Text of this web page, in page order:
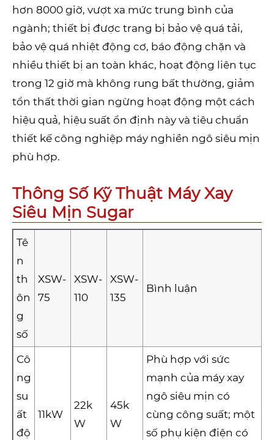
hơn 8000 giờ, vượt xa mức trung bình của
ngành; thiết bị được trang bị bảo vệ quá tải,
bảo vệ quá nhiệt động cơ, báo động chặn và
nhiều thiết bị an toàn khác, hoạt động liên tục
trong 12 giờ mà không rung bất thường, giảm
tổn thất thời gian ngừng hoạt động một cách
hiệu quả, hiệu suất ổn định này và tiêu chuẩn
thiết kế công nghiệp máy nghiền ngô siêu mịn
phù hợp.
Thông Số Kỹ Thuật Máy Xay
Siêu Mịn Sugar
Tê
n
th
ôn
g
số
XSW-
75
XSW-
110
XSW-
135
Bình luận
Cô
ng
su
ất
độ
11kW
22k
W
45k
W
Phù hợp với sức
mạnh của máy xay
ngô siêu mịn có
cùng công suất; một
số phụ kiện điện có